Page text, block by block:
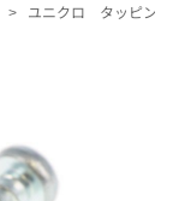
ユニクロ タッピン